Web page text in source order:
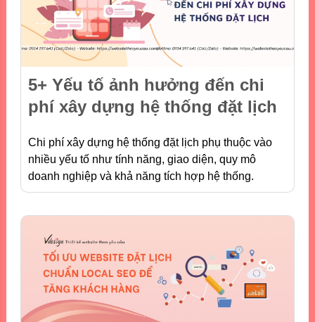
5+ Yếu tố ảnh hưởng đến chi
phí xây dựng hệ thống đặt lịch
Chi phí xây dựng hệ thống đặt lịch phụ thuộc vào
nhiều yếu tố như tính năng, giao diện, quy mô
doanh nghiệp và khả năng tích hợp hệ thống.